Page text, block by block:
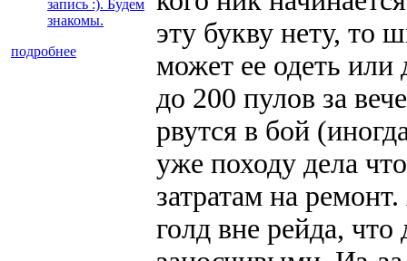
запись :). Будем
знакомы.
подробнее
эту букву нету, то
может ее одеть
до 200 пулов за
рвутся в бой
уже походу дела
затратам на
голд вне рейда,